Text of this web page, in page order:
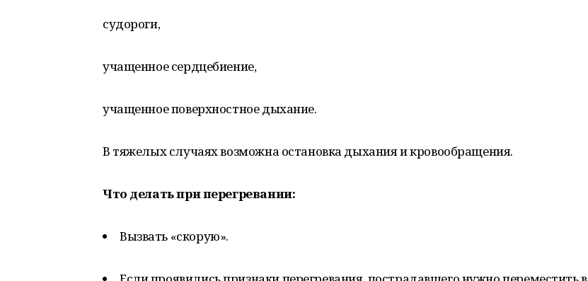
судороги,
учащенное сердцебиение,
учащенное поверхностное дыхание.
В тяжелых случаях возможна остановка дыхания и кровообращения.
Что делать при перегревании:
Вызвать «скорую».